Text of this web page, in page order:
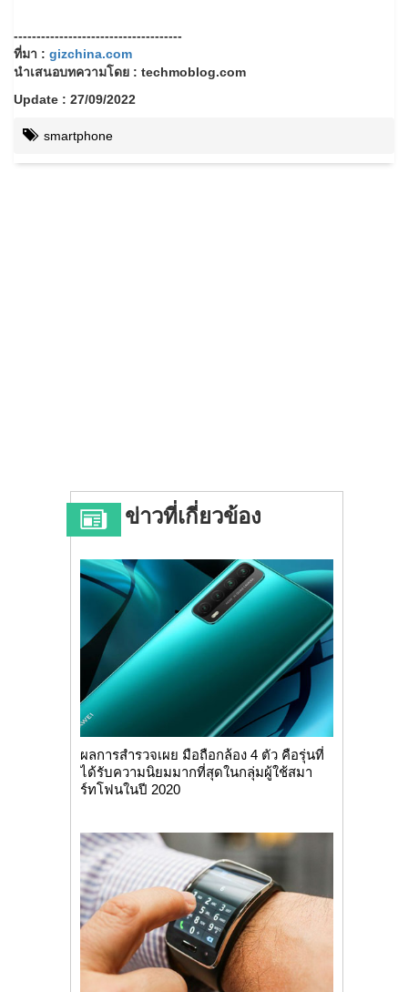
-------------------------------------
ที่มา : gizchina.com
นำเสนอบทความโดย : techmoblog.com
Update : 27/09/2022
smartphone
ข่าวที่เกี่ยวข้อง
ผลการสำรวจเผย มือถือกล้อง 4 ตัว คือรุ่นที่
ได้รับความนิยมมากที่สุดในกลุ่มผู้ใช้สมา
ร์ทโฟนในปี 2020